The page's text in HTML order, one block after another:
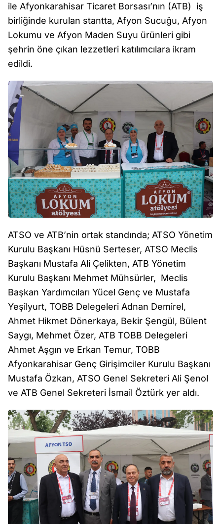
ile Afyonkarahisar Ticaret Borsası’nın (ATB) iş
birliğinde kurulan stantta, Afyon Sucuğu, Afyon
Lokumu ve Afyon Maden Suyu ürünleri gibi
şehrin öne çıkan lezzetleri katılımcılara ikram
edildi.
ATSO ve ATB’nin ortak standında; ATSO Yönetim
Kurulu Başkanı Hüsnü Serteser, ATSO Meclis
Başkanı Mustafa Ali Çelikten, ATB Yönetim
Kurulu Başkanı Mehmet Mühsürler, Meclis
Başkan Yardımcıları Yücel Genç ve Mustafa
Yeşilyurt, TOBB Delegeleri Adnan Demirel,
Ahmet Hikmet Dönerkaya, Bekir Şengül, Bülent
Saygı, Mehmet Özer, ATB TOBB Delegeleri
Ahmet Aşgın ve Erkan Temur, TOBB
Afyonkarahisar Genç Girişimciler Kurulu Başkanı
Mustafa Özkan, ATSO Genel Sekreteri Ali Şenol
ve ATB Genel Sekreteri İsmail Öztürk yer aldı.